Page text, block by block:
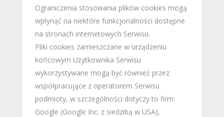
Ograniczenia stosowania plików cookies mogą
wpłynąć na niektóre funkcjonalności dostępne
na stronach internetowych Serwisu.
Pliki cookies zamieszczane w urządzeniu
końcowym Użytkownika Serwisu
wykorzystywane mogą być również przez
współpracujące z operatorem Serwisu
podmioty, w szczególności dotyczy to firm:
Google (Google Inc. z siedzibą w USA),